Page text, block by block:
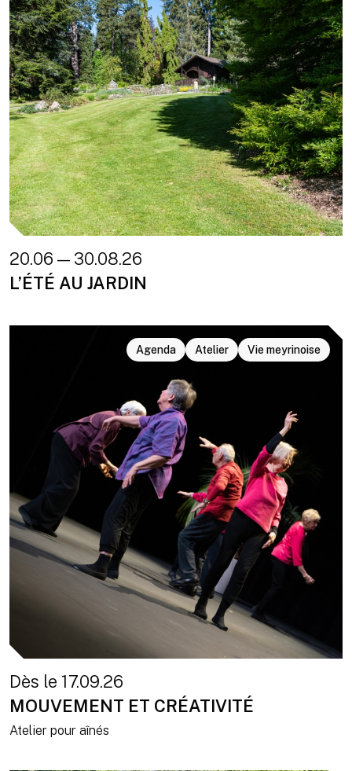
20.06 — 30.08.26
L’ÉTÉ AU JARDIN
Agenda Atelier Vie meyrinoise
Dès le 17.09.26
MOUVEMENT ET CRÉATIVITÉ
Atelier pour aînés